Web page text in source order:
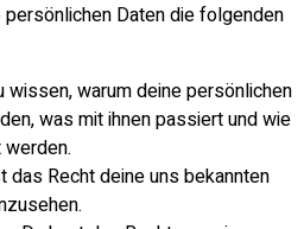
Daten die folgenden
wissen, warum deine persönlichen
was mit ihnen passiert und wie
das Recht deine uns bekannten